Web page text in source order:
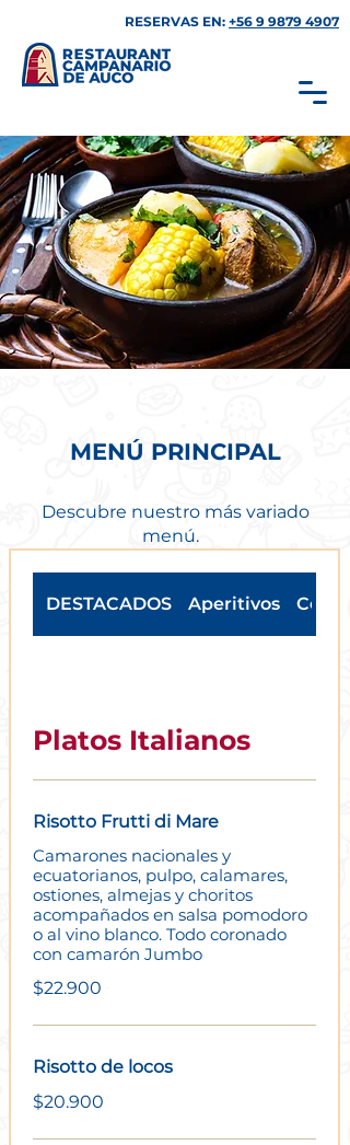
RESERVAS EN: +56 9 9879 4907
MENÚ PRINCIPAL
Descubre nuestro más variado
menú.
DESTACADOS Aperitivos
Platos Italianos
Risotto Frutti di Mare
Camarones nacionales y
ecuatorianos, pulpo, calamares,
ostiones, almejas y choritos
acompañados en salsa pomodoro
o al vino blanco. Todo coronado
con camarón Jumbo
$22.900
Risotto de locos
$20.900